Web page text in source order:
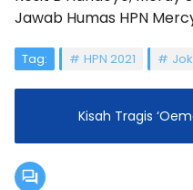
Jawab Humas HPN
Tag: HPN 2021
Kisah Tragis